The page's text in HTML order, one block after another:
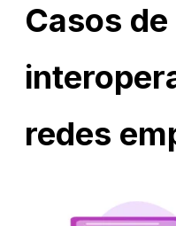
Casos
redes